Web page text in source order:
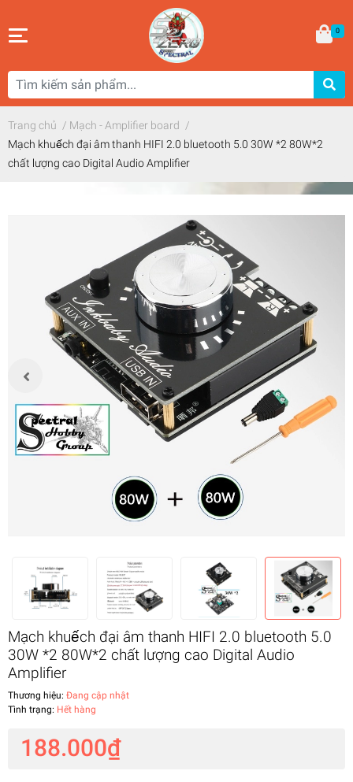
0
Trang chủ / Mạch - Amplifier board /
Mạch khuếch đại âm thanh HIFI 2.0 bluetooth 5.0 30W *2 80W*2
chất lượng cao Digital Audio Amplifier
Mạch khuếch đại âm thanh HIFI 2.0 bluetooth 5.0
30W *2 80W*2 chất lượng cao Digital Audio
Amplifier
Thương hiệu: Đang cập nhật
Tình trạng: Hết hàng
188.000₫